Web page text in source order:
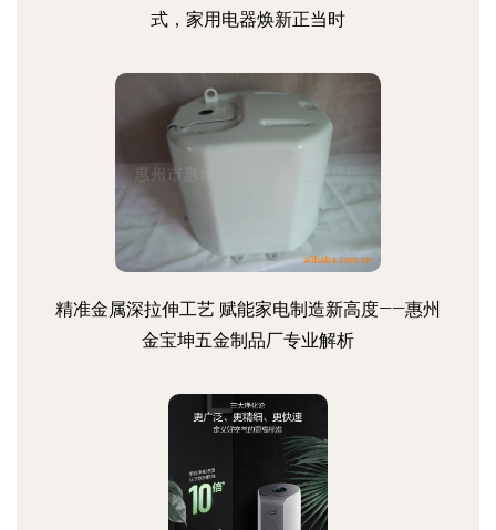
式，家用电器焕新正当时
精准金属深拉伸工艺 赋能家电制造新高度——惠州
金宝坤五金制品厂专业解析